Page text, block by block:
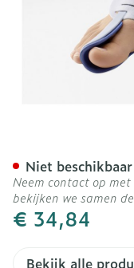
€ 34,84
Niet beschikbaar
Neem contact op
bekijken we samen
Bekijk alle